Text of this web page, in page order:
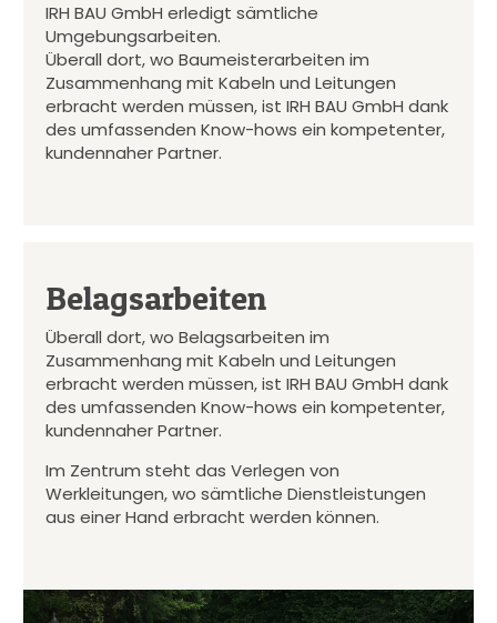
IRH BAU GmbH erledigt sämtliche
Umgebungsarbeiten.
Überall dort, wo Baumeisterarbeiten im
Zusammenhang mit Kabeln und Leitungen
erbracht werden müssen, ist IRH BAU GmbH dank
des umfassenden Know-hows ein kompetenter,
kundennaher Partner.
Belagsarbeiten
Überall dort, wo Belagsarbeiten im
Zusammenhang mit Kabeln und Leitungen
erbracht werden müssen, ist IRH BAU GmbH dank
des umfassenden Know-hows ein kompetenter,
kundennaher Partner.
Im Zentrum steht das Verlegen von
Werkleitungen, wo sämtliche Dienstleistungen
aus einer Hand erbracht werden können.